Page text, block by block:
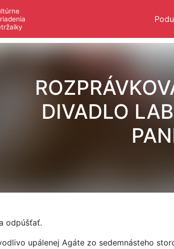
DIVADLO
odpúšťať.
upálenej Agáte zo sedemnásteho